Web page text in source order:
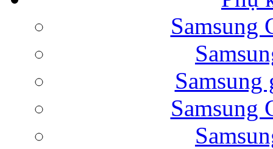
Bao da Samsung
Bao da Galaxy
Samsung
Samsung